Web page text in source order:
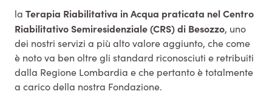
la Terapia Riabilitativa in Acqua praticata nel Centro
Riabilitativo Semiresidenziale (CRS) di Besozzo, uno
dei nostri servizi a più alto valore aggiunto, che come
è noto va ben oltre gli standard riconosciuti e retribuiti
dalla Regione Lombardia e che pertanto è totalmente
a carico della nostra Fondazione.